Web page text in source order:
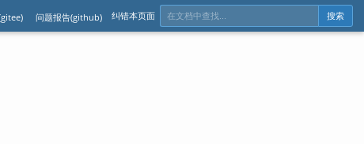
问题报告(github) 纠错本页面 搜索